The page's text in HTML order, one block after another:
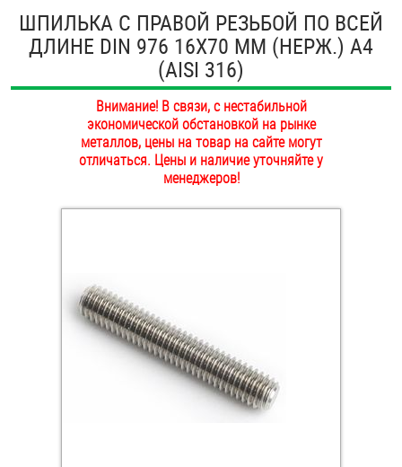
ОПТ
ПОКУПАТЕЛЯМ
ОПЛАТА И ДОСТАВКА
НАШИ МАГАЗИНЫ
Антивандальный крепёж, инструмент
Заклепки (Гайки-Заклепки)
Инструмент
Крюки, кольца с метрической резьбой
ШПИЛЬКА С ПРАВОЙ РЕЗЬБОЙ ПО ВСЕЙ
ДЛИНЕ DIN 976 16Х70 ММ (НЕРЖ.) A4
(AISI 316)
Внимание! В связи, с нестабильной
экономической обстановкой на рынке
металлов, цены на товар на сайте могут
отличаться. Цены и наличие уточняйте у
менеджеров!